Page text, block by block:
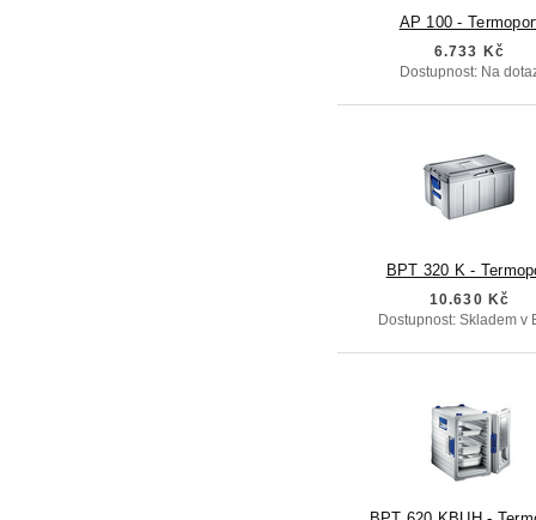
AP 100 -
6.733 Kč
Dostupnost: Na
BPT 320 K -
10.630 Kč
Dostupnost: Skladem v